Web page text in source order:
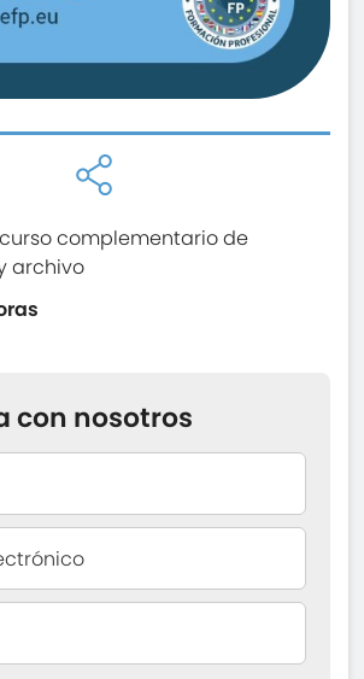
complementario de
archivo
con nosotros